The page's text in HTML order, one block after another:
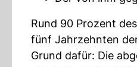
Rund 90 Prozent
fünf Jahrzehnten
Grund dafür: Die